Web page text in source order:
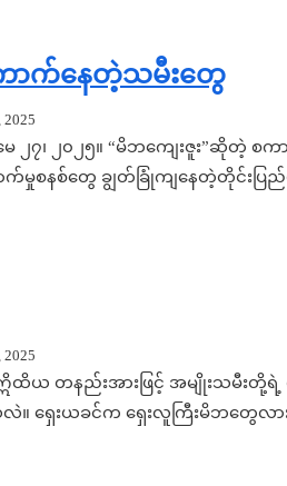
က်နေတဲ့သမီးတွေ
2025
ေ ၂၇၊ ၂၀၂၅။ “မိဘကျေးဇူး”ဆိုတဲ့
စနစ်တွေ ချွတ်ခြုံကျနေတဲ့တိုင်းပြည်
2025
။ ဣိထိယ တနည်းအားဖြင့် အမျိုး
ရှေးယခင်က ရှေးလူကြီးမိဘတွေလား